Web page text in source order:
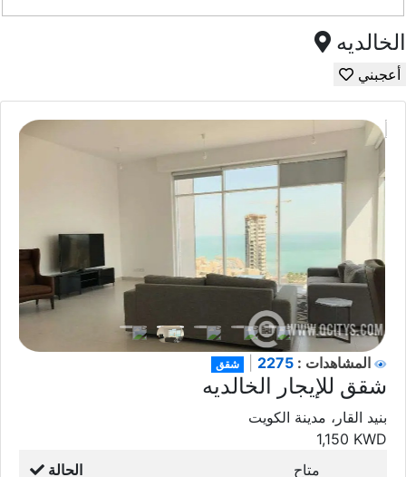
الخالديه
أعجبني
شقق المشاهدات :
شقق للإيجار الخالديه
بنيد القار، مدينة الكويت
1,150 KWD
الحالة
متاح